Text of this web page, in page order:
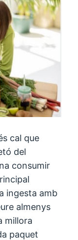
cal que
del
consumir
ingesta amb
almenys
millora
paquet